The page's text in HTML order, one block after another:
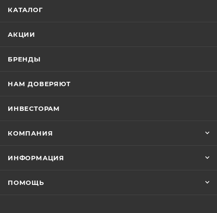
КАТАЛОГ
АКЦИИ
БРЕНДЫ
НАМ ДОВЕРЯЮТ
ИНВЕСТОРАМ
КОМПАНИЯ
ИНФОРМАЦИЯ
ПОМОЩЬ